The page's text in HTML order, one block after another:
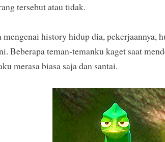
tersebut atau tidak.
history hidup dia, pekerjaannya,
Beberapa teman-temanku kaget saat
merasa biasa saja dan santai.